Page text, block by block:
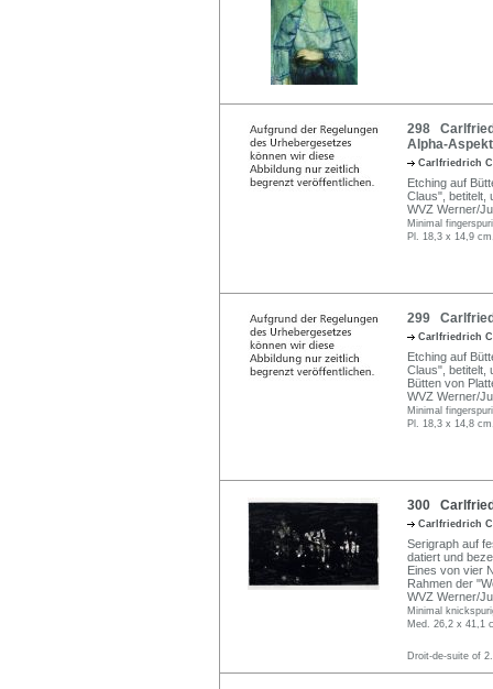
298
Alpha-
Carlfriedrich
Etching auf
Claus", betitelt,
WVZ Werner/
Minimal
Pl. 18,3 x 14,9
299
Carlfriedrich
Etching auf
Claus", betitelt,
Bütten von
WVZ Werner/
Minimal
Pl. 18,3 x 14,8
300
Carlfriedrich
Serigraph auf
datiert und
Eines von vier
Rahmen der
WVZ Werner/
Minimal
Med. 26,2 x 41,1
Droit-de-suite of